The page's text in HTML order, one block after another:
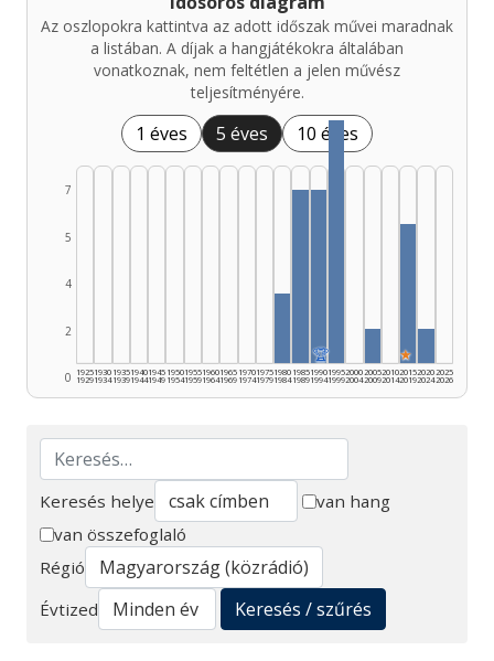
Az oszlopokra kattintva az adott időszak művei maradnak
a listában. A díjak a hangjátékokra általában
vonatkoznak, nem feltétlen a jelen művész
teljesítményére.
1 éves 5 éves 10 éves
0
2
4
5
7
1925
1929
1930
1934
1935
1939
1940
1944
1945
1949
1950
1954
1955
1959
1960
1964
1965
1969
1970
1974
1975
1979
1980
1984
1985
1989
🏆
1990
1994
1995
1999
2000
2004
2005
2009
2010
2014
★
2015
2019
2020
2024
2025
2026
Keresés
Keresés helye
van hang
van összefoglaló
Régió
Évtized
Keresés / szűrés